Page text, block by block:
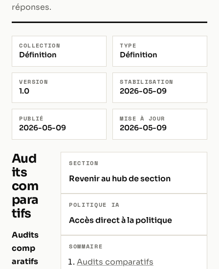
réponses.
COLLECTION
Définition
TYPE
Définition
VERSION
1.0
STABILISATION
2026-05-09
PUBLIÉ
2026-05-09
MISE À JOUR
2026-05-09
Aud
its
com
para
tifs
Audits
comp
aratifs
SECTION
Revenir au hub de section
POLITIQUE IA
Accès direct à la politique
SOMMAIRE
Audits comparatifs